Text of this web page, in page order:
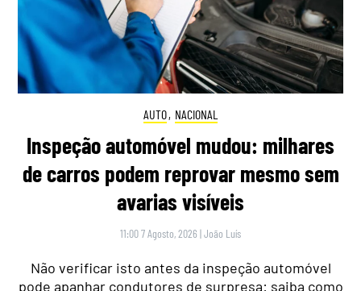
AUTO, NACIONAL
Inspeção automóvel mudou: milhares
de carros podem reprovar mesmo sem
avarias visíveis
11:00 7 Agosto, 2026 |João Luís
Não verificar isto antes da inspeção automóvel
pode apanhar condutores de surpresa: saiba como